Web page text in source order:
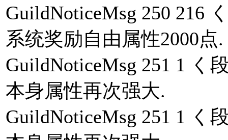
GuildNoticeMsg 250 216
系统奖励自由属性2000点.
GuildNoticeMsg 251 1 く
本身属性再次强大.
GuildNoticeMsg 251 1 く